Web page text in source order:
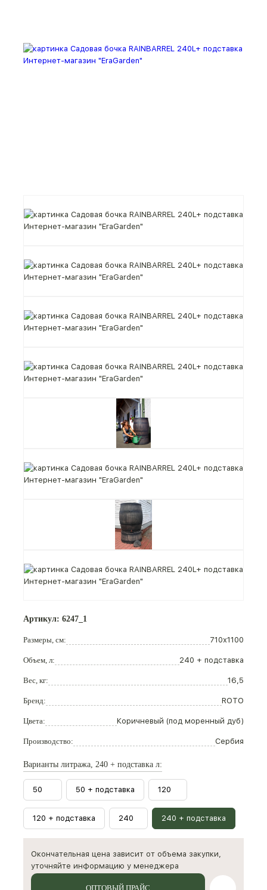
Артикул: 6247_1
Размеры, см: 710x1100
Объем, л: 240 + подставка
Вес, кг: 16,5
Бренд: ROTO
Цвета: Коричневый (под моренный дуб)
Производство: Сербия
Варианты литража, 240 + подставка л:
50 50 + подставка 120
120 + подставка 240 240 + подставка
Окончательная цена зависит от объема закупки,
уточняйте информацию у менеджера
ОПТОВЫЙ ПРАЙС